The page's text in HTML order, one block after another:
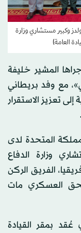
وكبير مستشاري وزارة
العامة)
المشير خليفة
مع وفد بريطاني
تعزيز الاستقرار
المتحدة لدى
وزارة الدفاع
الفريق الركن
العسكري مات
بمقر القيادة